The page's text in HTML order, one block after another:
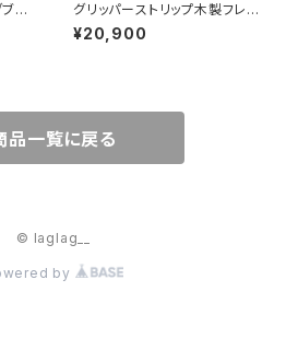
ロ
グリッパーストリップ木製フレー
ム＆フレームカバー
¥20,900
品一覧に戻る
© laglag__
by